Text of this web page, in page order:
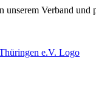
Verband